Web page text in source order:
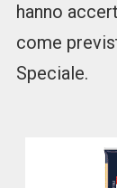
hanno
come
Speciale.